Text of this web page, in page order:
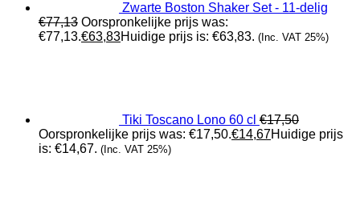
Zwarte Boston Shaker Set - 11-delig
€77,13 Oorspronkelijke prijs was:
€77,13.€63,83Huidige prijs is: €63,83. (Inc. VAT 25%)
Tiki Toscano Lono 60 cl €17,50
Oorspronkelijke prijs was: €17,50.€14,67Huidige prijs
is: €14,67. (Inc. VAT 25%)